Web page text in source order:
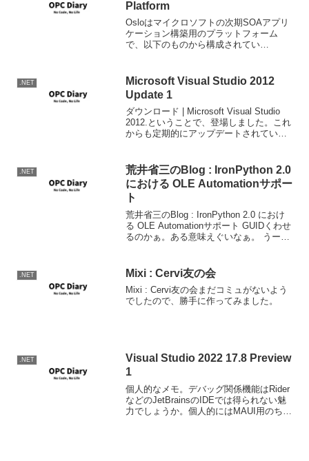
Platform
Osloはマイクロソフトの次期SOAアプリ
ケーション構築用のプラットフォーム
で、以下のものから構成されてい
.NET
Microsoft Visual Studio 2012
Update 1
ダウンロード | Microsoft Visual Studio
2012.ということで、登場しました。これ
からも定期的にアップデートされていく
からインストーラーをダウ...
.NET
荒井省三のBlog : IronPython 2.0
における OLE Automationサポー
ト
荒井省三のBlog : IronPython 2.0 におけ
る OLE Automationサポート GUIDくわせ
るのかぁ。ある意味えぐいなぁ。 うーん
れ...
.NET Mixi : Cervi友の会
Mixi : Cervi友の会まだコミュがないよう
でしたので、勝手に作ってみました。
.NET
Visual Studio 2022 17.8 Preview
1
個人的なメモ。デバッグ関係機能はRider
などのJetBrainsのIDEでは得られない魅
力でしょうか。個人的にはMAUI用のちゃ